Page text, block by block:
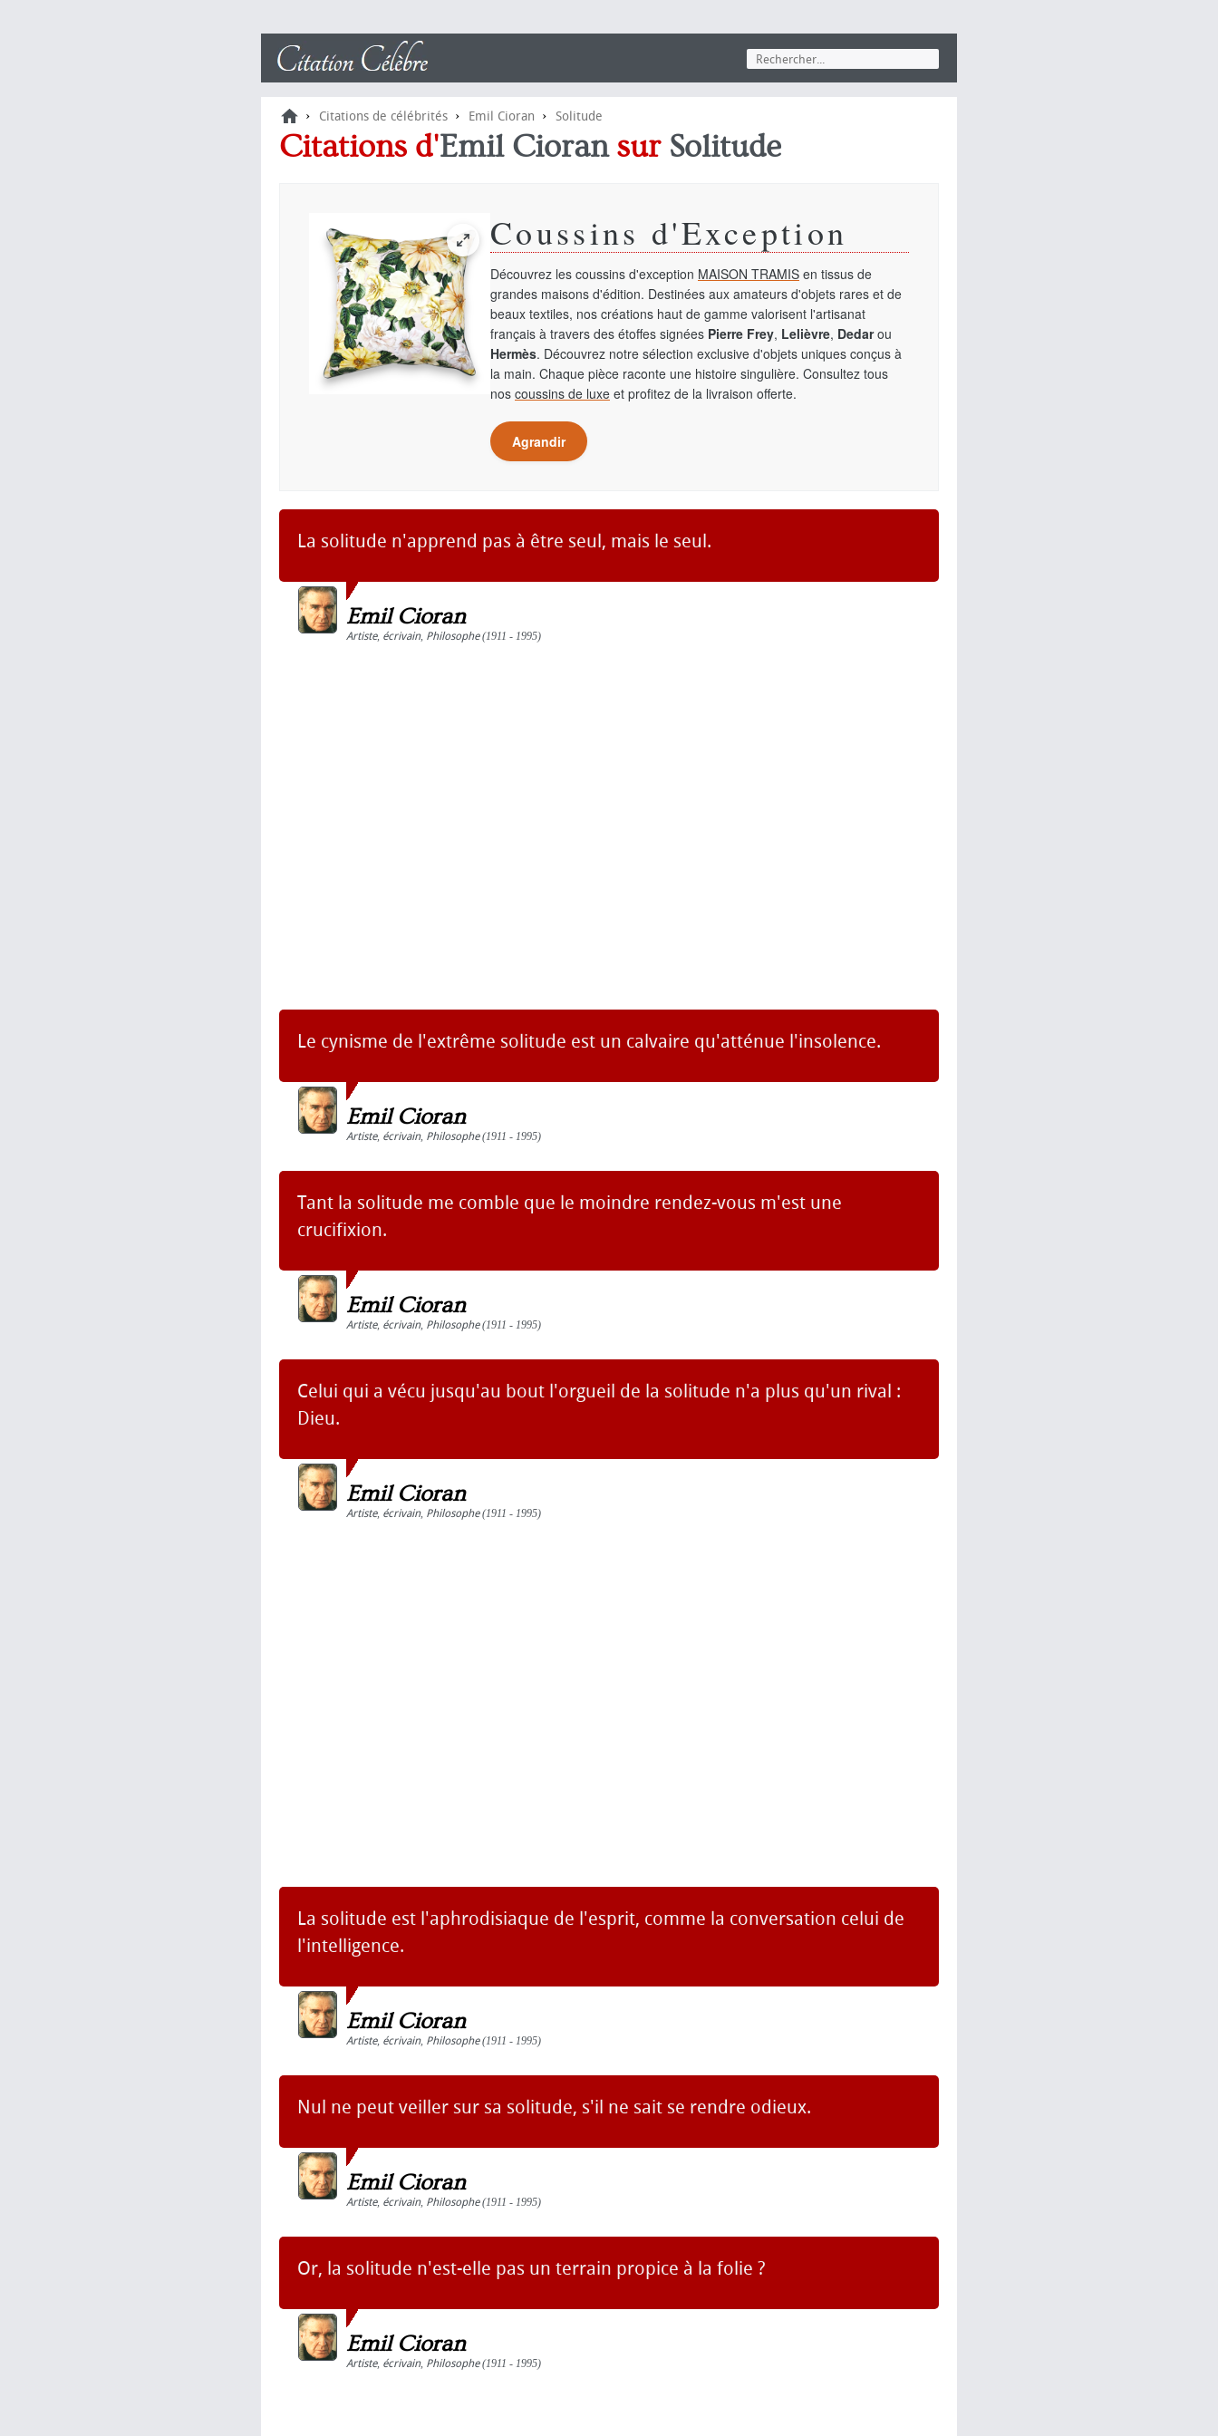
› Citations de célébrités › Emil Cioran › Solitude
Citations d'Emil Cioransur Solitude
Coussins d'Exception
Découvrez les coussins d'exception MAISON TRAMIS en tissus de
grandes maisons d'édition. Destinées aux amateurs d'objets rares et de
beaux textiles, nos créations haut de gamme valorisent l'artisanat
français à travers des étoffes signées Pierre Frey, Lelièvre, Dedarou
Hermès. Découvrez notre sélection exclusive d'objets uniques conçus à
la main. Chaque pièce raconte une histoire singulière. Consultez tous
nos coussins de luxe et profitez de la livraison offerte.
Agrandir
La solitude n'apprend pas à être seul, mais le seul.
Emil Cioran
Artiste, écrivain, Philosophe(1911 - 1995)
Le cynisme de l'extrême solitude est un calvaire qu'atténue l'insolence.
Emil Cioran
Artiste, écrivain, Philosophe(1911 - 1995)
Tant la solitude me comble que le moindre rendez-vous m'est une
crucifixion.
Emil Cioran
Artiste, écrivain, Philosophe(1911 - 1995)
Celui qui a vécu jusqu'au bout l'orgueil de la solitude n'a plus qu'un rival :
Dieu.
Emil Cioran
Artiste, écrivain, Philosophe(1911 - 1995)
La solitude est l'aphrodisiaque de l'esprit, comme la conversation celui de
l'intelligence.
Emil Cioran
Artiste, écrivain, Philosophe(1911 - 1995)
Nul ne peut veiller sur sa solitude, s'il ne sait se rendre odieux.
Emil Cioran
Artiste, écrivain, Philosophe(1911 - 1995)
Or, la solitude n'est-elle pas un terrain propice à la folie ?
Emil Cioran
Artiste, écrivain, Philosophe(1911 - 1995)